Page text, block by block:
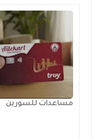
مساعدات للسورين